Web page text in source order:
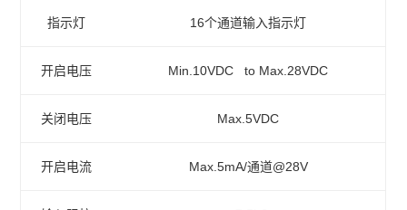
指示灯 16个通道输入指示灯
开启电压 Min.10VDC to Max.28VDC
关闭电压 Max.5VDC
开启电流 Max.5mA/通道@28V